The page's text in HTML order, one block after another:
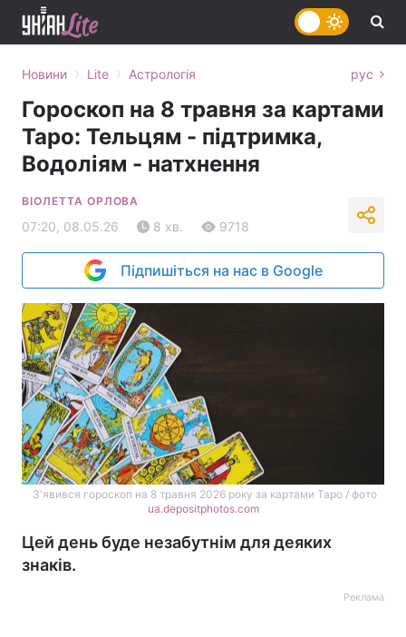
Новини › Lite › Астрологія рус
Гороскоп на 8 травня за картами
Таро: Тельцям - підтримка,
Водоліям - натхнення
ВІОЛЕТТА ОРЛОВА
07:20, 08.05.26 8 хв. 9718
Підпишіться на нас в Google
З'явився гороскоп на 8 травня 2026 року за картами Таро / фото
ua.depositphotos.com
Цей день буде незабутнім для деяких
знаків.
Реклама